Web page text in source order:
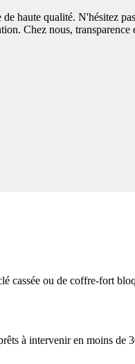
haute qualité. N'hésitez
Chez nous,
ou de coffre-fort
à intervenir en moins de